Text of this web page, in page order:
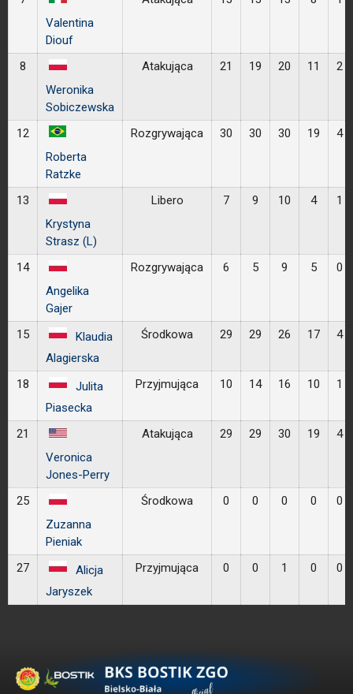
Valentina
Diouf
8
Weronika
Sobiczewska
Atakująca 21 19 20 11 2
12
Roberta
Ratzke
Rozgrywająca 30 30 30 19 4
13
Krystyna
Strasz (L)
Libero 7 9 10 4 1
14
Angelika
Gajer
Rozgrywająca 6 5 9 5 0
15
Klaudia
Alagierska
Środkowa 29 29 26 17 4
18
Julita
Piasecka
Przyjmująca 10 14 16 10 1
21
Veronica
Jones-Perry
Atakująca 29 29 30 19 4
25
Zuzanna
Pieniak
Środkowa 0 0 0 0 0
27
Alicja
Jaryszek
Przyjmująca 0 0 1 0 0